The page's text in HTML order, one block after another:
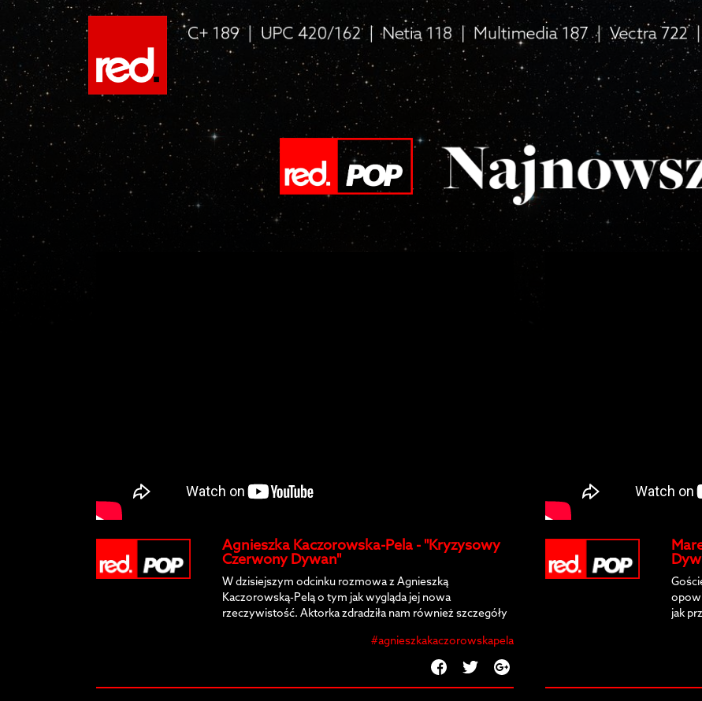
Agnieszka Kaczorowska-Pela - "Kryzysowy
Czerwony Dywan"
W dzisiejszym odcinku rozmowa z Agnieszką
Kaczorowską-Pelą o tym jak wygląda jej nowa
rzeczywistość. Aktorka zdradziła nam również szczegóły
#agnieszkakaczorowskapela
jak